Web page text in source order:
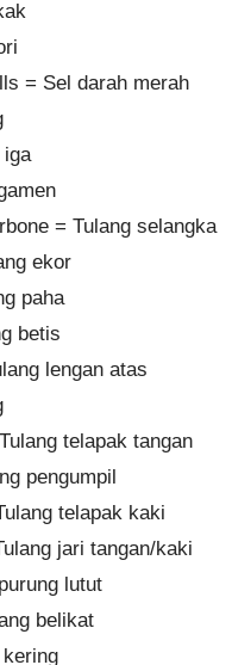
= Sel darah merah
iga
= Tulang selangka
ekor
paha
betis
lengan atas
telapak tangan
pengumpil
telapak kaki
jari tangan/kaki
lutut
belikat
kering